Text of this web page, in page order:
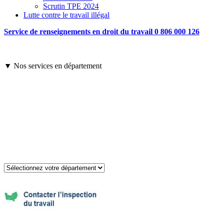
Scrutin TPE 2024
Lutte contre le travail illégal
Service de renseignements en droit du travail 0 806 000 126
▼ Nos services en département